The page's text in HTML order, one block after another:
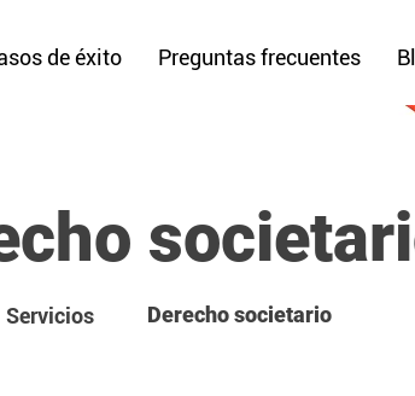
de éxito Preguntas frecuentes
Servicios Derecho societario